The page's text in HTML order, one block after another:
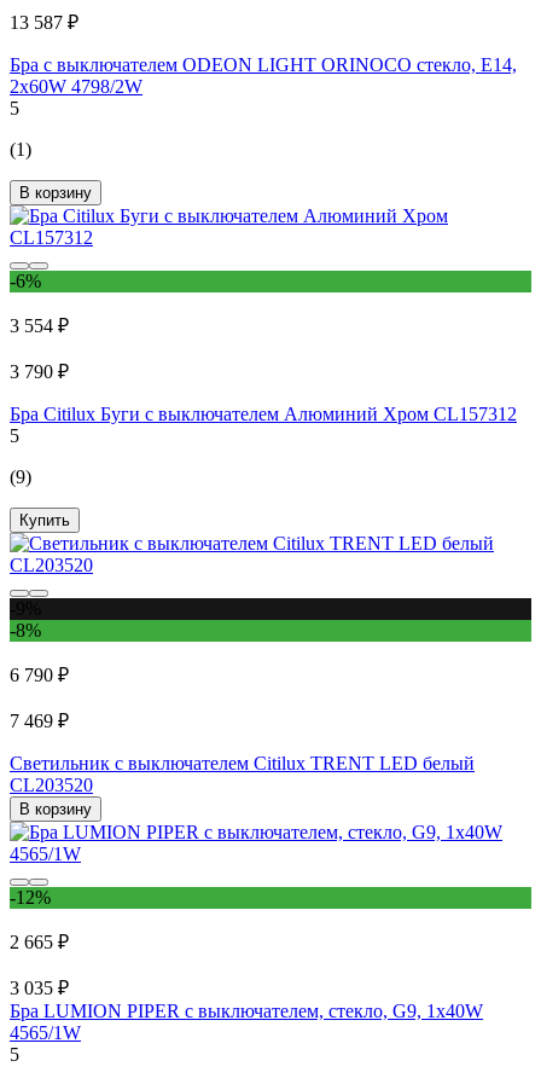
13 587 ₽
Бра с выключателем ODEON LIGHT ORINOCO стекло, E14,
2х60W 4798/2W
5
(1)
В корзину
-6%
3 554 ₽
3 790 ₽
Бра Citilux Буги с выключателем Алюминий Хром CL157312
5
(9)
Купить
-8%
6 790 ₽
7 469 ₽
Светильник с выключателем Citilux TRENT LED белый
CL203520
В корзину
-12%
2 665 ₽
3 035 ₽
Бра LUMION PIPER с выключателем, стекло, G9, 1х40W
4565/1W
5